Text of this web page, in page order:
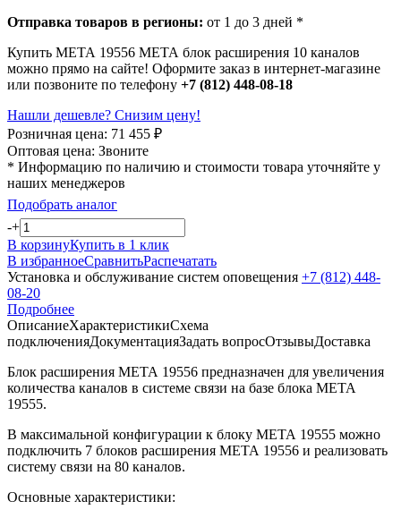
Отправка товаров в регионы: от 1 до 3 дней *
Купить МЕТА 19556 МЕТА блок расширения 10 каналов
можно прямо на сайте! Оформите заказ в интернет-магазине
или позвоните по телефону +7 (812) 448-08-18
Нашли дешевле? Снизим цену!
Розничная цена: 71 455 ₽
Оптовая цена: Звоните
* Информацию по наличию и стоимости товара уточняйте у
наших менеджеров
Подобрать аналог
-+
В корзинуКупить в 1 клик
В избранноеСравнитьРаспечатать
Установка и обслуживание систем оповещения +7 (812) 448-
08-20
Подробнее
ОписаниеХарактеристикиСхема
подключенияДокументацияЗадать вопросОтзывыДоставка
Блок расширения МЕТА 19556 предназначен для увеличения
количества каналов в системе связи на базе блока МЕТА
19555.
В максимальной конфигурации к блоку МЕТА 19555 можно
подключить 7 блоков расширения МЕТА 19556 и реализовать
систему связи на 80 каналов.
Основные характеристики: